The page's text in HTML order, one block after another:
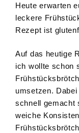
Heute erwarten
leckere
Rezept ist
Auf das heutige
ich wollte schon
umsetzen.
schnell gemacht
weiche